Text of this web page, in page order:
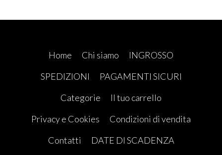
Home Chi siamo
INGROSSO
SPEDIZIONI
PAGAMENTI SICURI
Categorie
Il tuo carrello
Privacy e Cookies
Condizioni di vendita
Contatti
DATE DI SCADENZA